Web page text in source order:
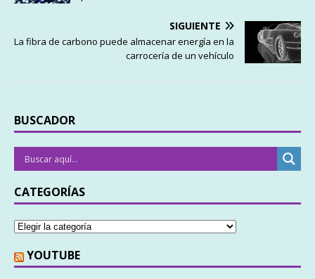
SIGUIENTE
La fibra de carbono puede almacenar energía en la
carrocería de un vehículo
BUSCADOR
CATEGORÍAS
YOUTUBE